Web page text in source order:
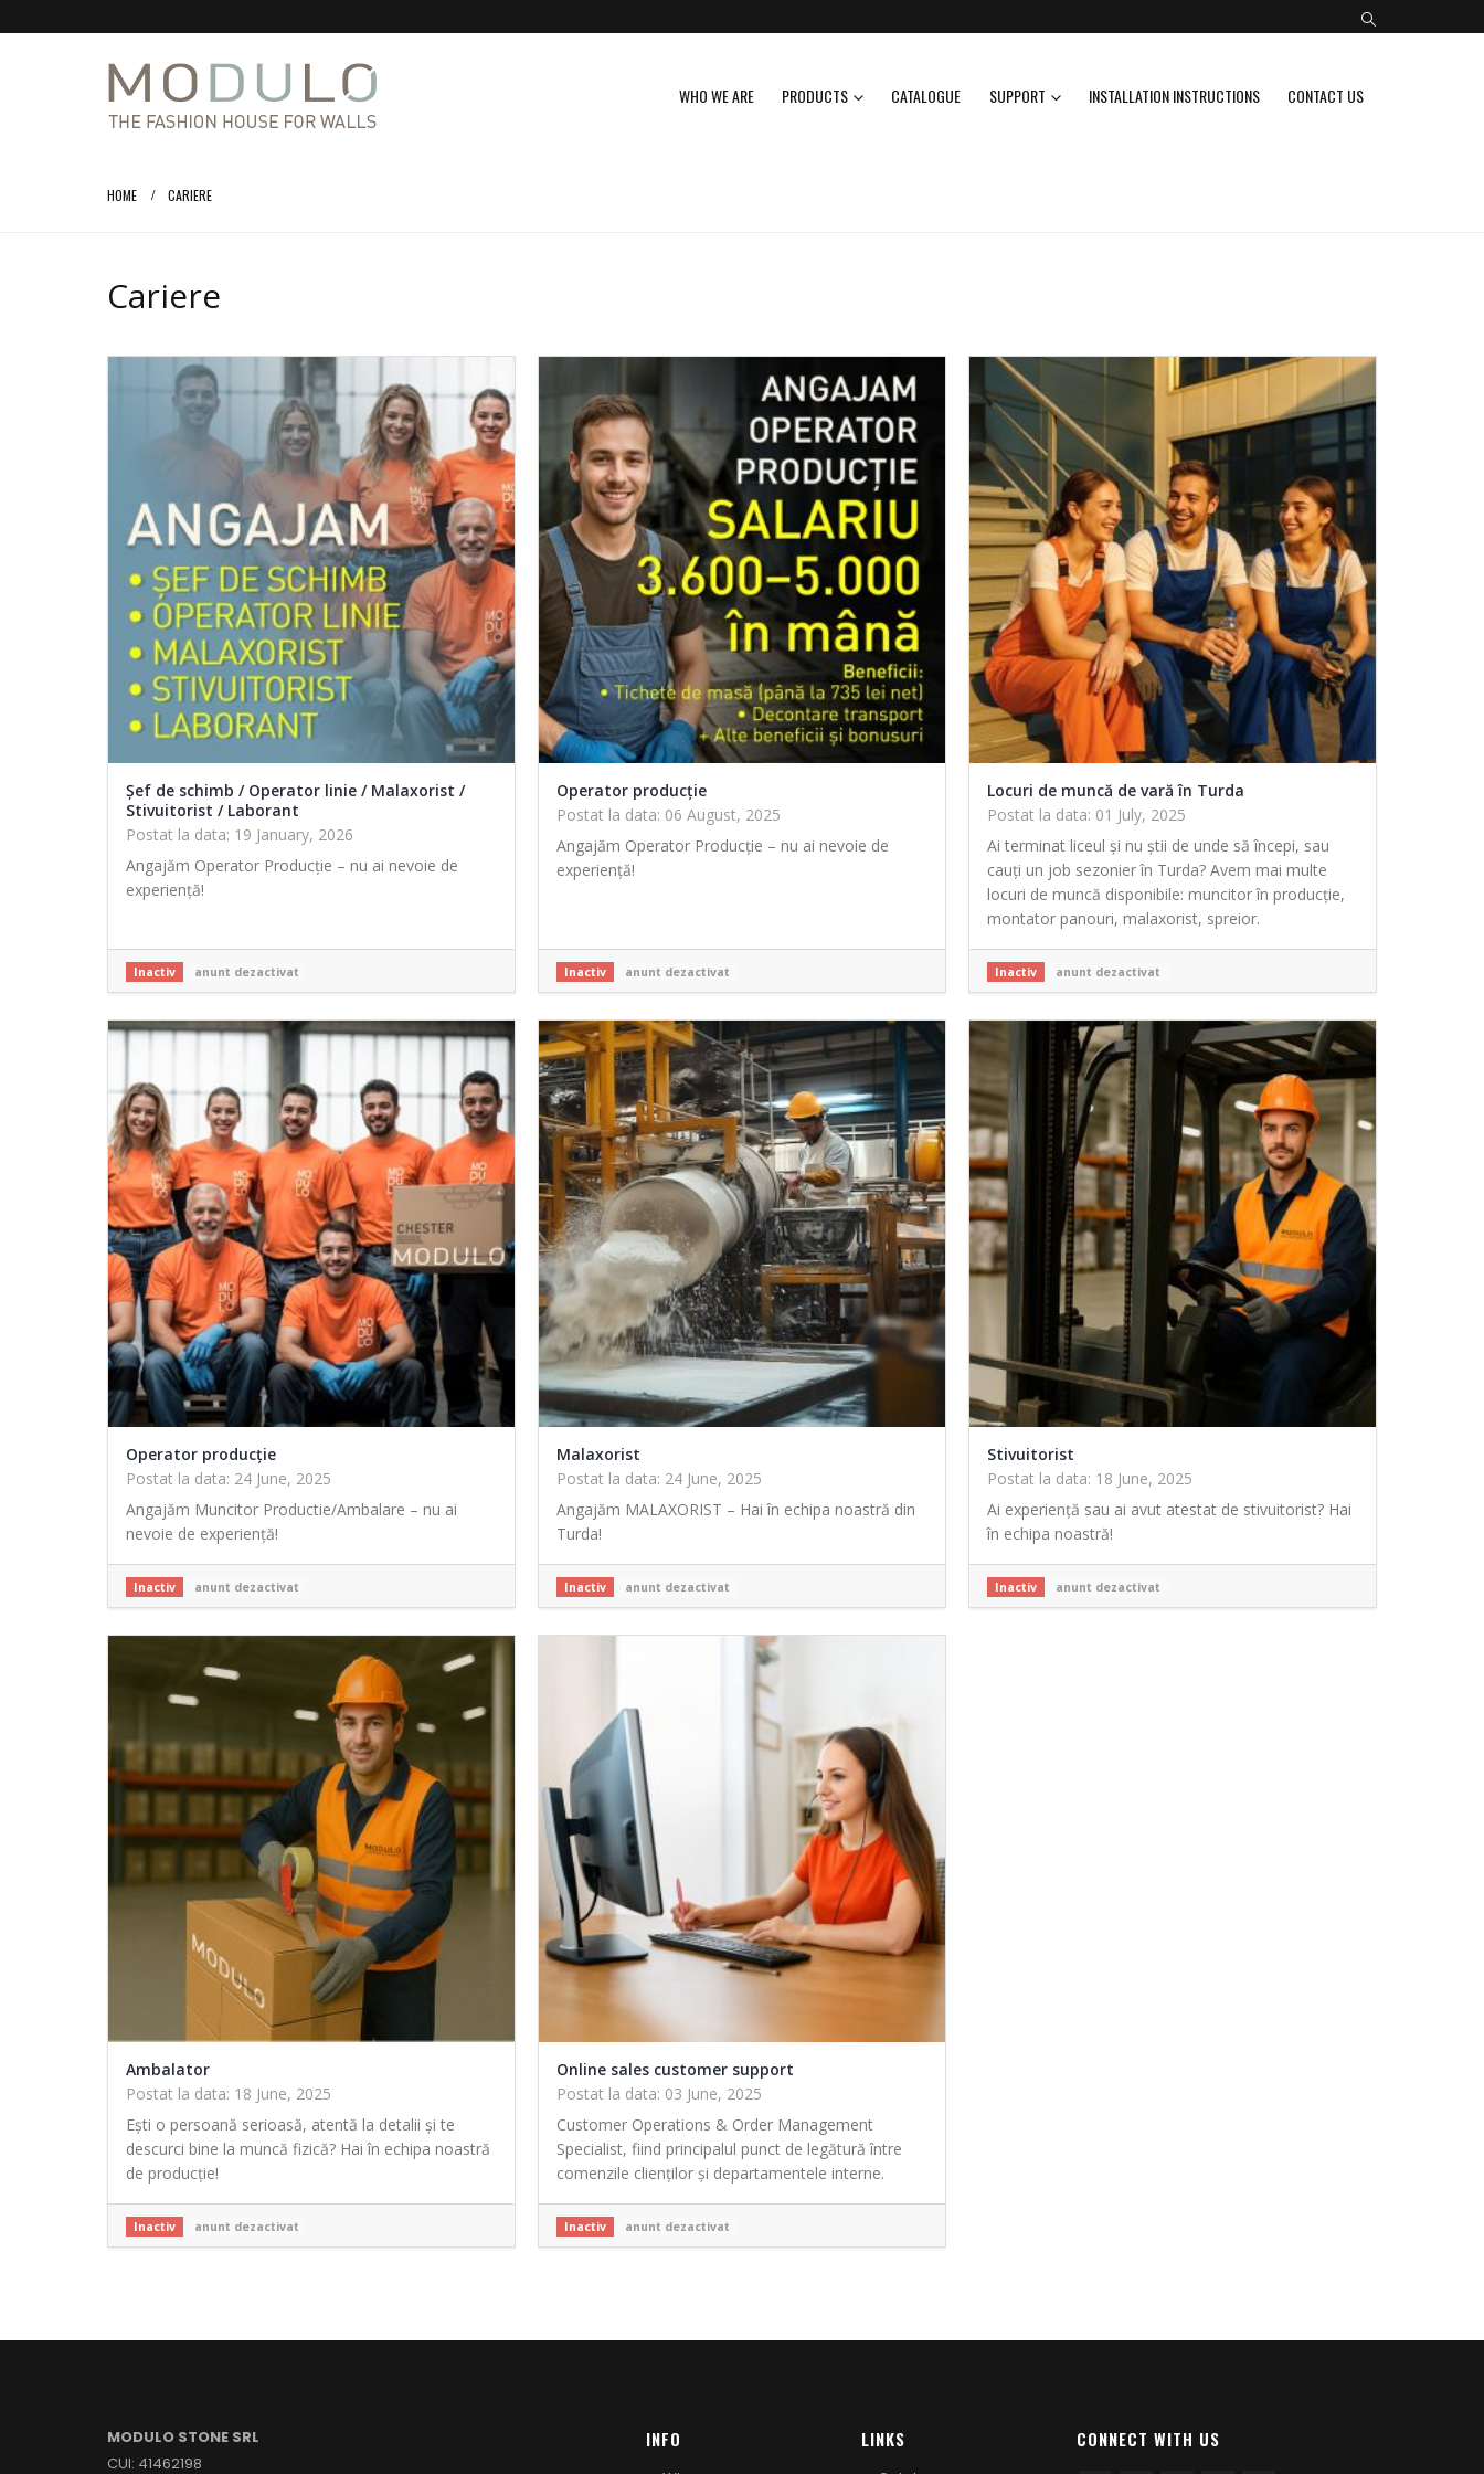
WHO WE ARE PRODUCTS CATALOGUE SUPPORT INSTALLATION INSTRUCTIONS CONTACT US
HOME CARIERE
Cariere
Șef de schimb / Operator linie / Malaxorist /
Stivuitorist / Laborant
Postat la data: 19 January, 2026
Angajăm Operator Producție – nu ai nevoie de
experiență!
Inactiv anunt dezactivat
Operator producție
Postat la data: 06 August, 2025
Angajăm Operator Producție – nu ai nevoie de
experiență!
Inactiv anunt dezactivat
Locuri de muncă de vară în Turda
Postat la data: 01 July, 2025
Ai terminat liceul și nu știi de unde să începi, sau
cauți un job sezonier în Turda? Avem mai multe
locuri de muncă disponibile: muncitor în producție,
montator panouri, malaxorist, spreior.
Inactiv anunt dezactivat
Operator producție
Postat la data: 24 June, 2025
Angajăm Muncitor Productie/Ambalare – nu ai
nevoie de experiență!
Inactiv anunt dezactivat
Malaxorist
Postat la data: 24 June, 2025
Angajăm MALAXORIST – Hai în echipa noastră din
Turda!
Inactiv anunt dezactivat
Stivuitorist
Postat la data: 18 June, 2025
Ai experiență sau ai avut atestat de stivuitorist? Hai
în echipa noastră!
Inactiv anunt dezactivat
Ambalator
Postat la data: 18 June, 2025
Ești o persoană serioasă, atentă la detalii și te
descurci bine la muncă fizică? Hai în echipa noastră
de producție!
Inactiv anunt dezactivat
Online sales customer support
Postat la data: 03 June, 2025
Customer Operations & Order Management
Specialist, fiind principalul punct de legătură între
comenzile clienților și departamentele interne.
Inactiv anunt dezactivat
MODULO STONE SRL
CUI: 41462198
INFO LINKS CONNECT WITH US